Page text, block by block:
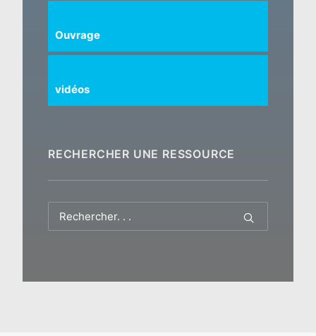
Ouvrage
vidéos
RECHERCHER UNE RESSOURCE